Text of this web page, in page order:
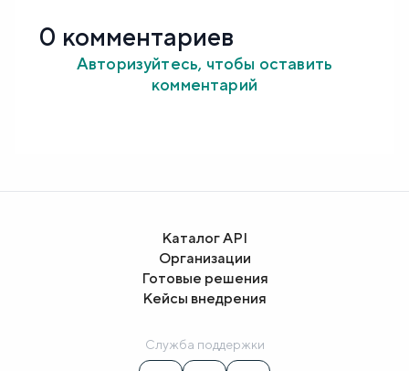
0 комментариев
Авторизуйтесь, чтобы оставить
комментарий
Каталог API
Организации
Готовые решения
Кейсы внедрения
Служба поддержки